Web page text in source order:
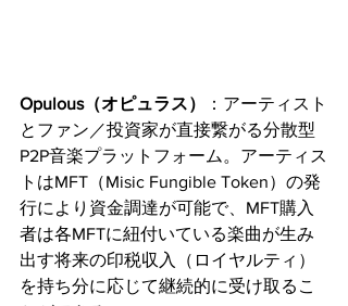
Opulous（オピュラス）
：アーティスト
とファン／投資家が直接繋がる分散型
P2P音楽プラットフォーム。アーティス
トはMFT（Misic Fungible Token）の発
行により資金調達が可能で、MFT購入
者は各MFTに紐付いている楽曲が生み
出す将来の印税収入（ロイヤルティ）
を持ち分に応じて継続的に受け取るこ